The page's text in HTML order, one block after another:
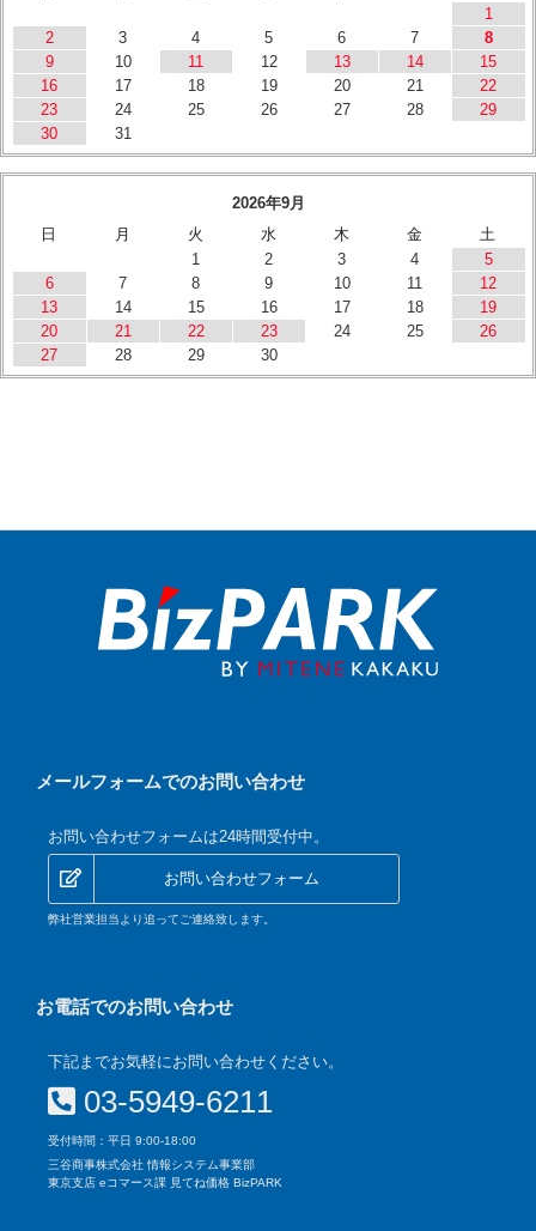
1
2
3 4 5 6 7
8
9
10 11 12 13 14
15
16
17 18 19 20 21
22
23
24 25 26 27 28
29
30
31
2026年9月
日
月 火 水 木 金
土
1
2 3 4
5
6
7 8 9 10 11
12
13
14 15 16 17 18
19
20
21 22 23 24 25
26
27
28 29 30
メールフォームでのお問い合わせ
お問い合わせフォームは24時間受付中。
お問い合わせフォーム
弊社営業担当より追ってご連絡致します。
お電話でのお問い合わせ
下記までお気軽にお問い合わせください。
03-5949-6211
受付時間：平日 9:00-18:00
三谷商事株式会社 情報システム事業部
東京支店 eコマース課 見てね価格 BizPARK